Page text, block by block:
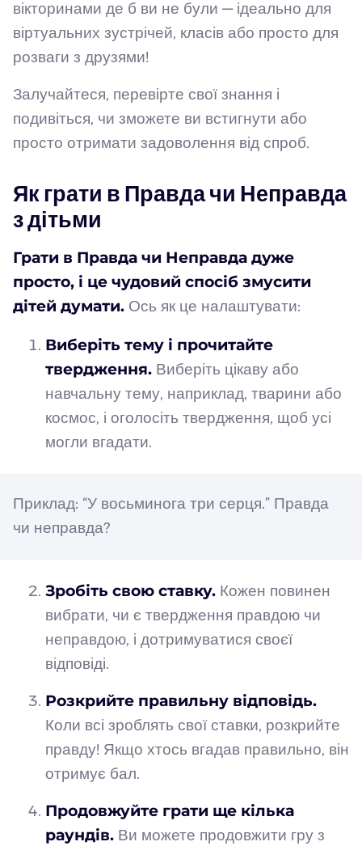
вікторинами де б ви не були — ідеально для
віртуальних зустрічей, класів або просто для
розваги з друзями!
Залучайтеся, перевірте свої знання і
подивіться, чи зможете ви встигнути або
просто отримати задоволення від спроб.
Як грати в Правда чи Неправда
з дітьми
Грати в Правда чи Неправда дуже
просто, і це чудовий спосіб змусити
дітей думати. Ось як це налаштувати:
Виберіть тему і прочитайте
твердження. Виберіть цікаву або
навчальну тему, наприклад, тварини або
космос, і оголосіть твердження, щоб усі
могли вгадати.
Приклад: “У восьминога три серця.” Правда
чи неправда?
Зробіть свою ставку. Кожен повинен
вибрати, чи є твердження правдою чи
неправдою, і дотримуватися своєї
відповіді.
Розкрийте правильну відповідь.
Коли всі зроблять свої ставки, розкрийте
правду! Якщо хтось вгадав правильно, він
отримує бал.
Продовжуйте грати ще кілька
раундів. Ви можете продовжити гру з